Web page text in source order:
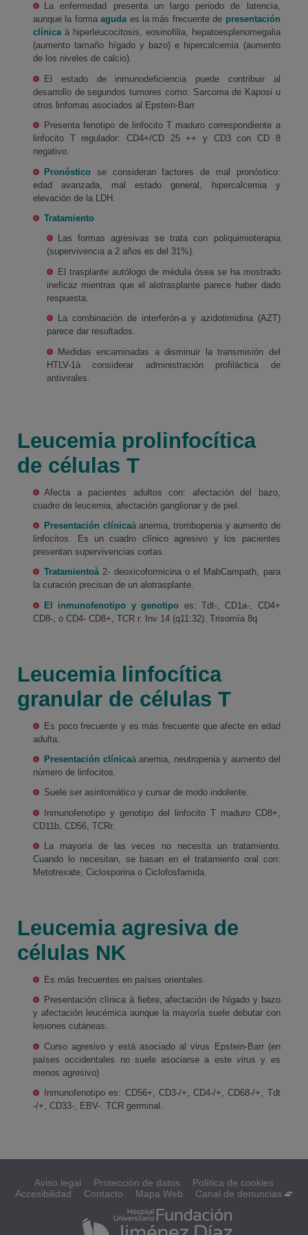
La enfermedad presenta un largo periodo de latencia,
aunque la formaagudaes la más frecuente de presentación
clínicaà hiperleucocitosis, eosinofilia, hepatoesplenomegalia
(aumento tamaño hígado y bazo) e hipercalcemia (aumento
de los niveles de calcio).
El estado de inmunodeficiencia puede contribuir al
desarrollo de segundos tumores como: Sarcoma de Kaposi u
otros linfomas asociados al Epstein-Barr
Presenta fenotipo de linfocito T maduro correspondiente a
linfocito T regulador: CD4+/CD 25 ++ y CD3 con CD 8
negativo.
Pronóstico se consideran factores de mal pronóstico:
edad avanzada, mal estado general, hipercalcemia y
elevación de la LDH.
Tratamiento
Las formas agresivas se trata con poliquimioterapia
(supervivencia a 2 años es del 31%).
El trasplante autólogo de médula ósea se ha mostrado
ineficaz mientras que el alotrasplante parece haber dado
respuesta.
La combinación de interferón-a y azidotimidina (AZT)
parece dar resultados.
Medidas encaminadas a disminuir la transmisión del
HTLV-1à considerar administración profiláctica de
antivirales.
Leucemia prolinfocítica
de células T
Afecta a pacientes adultos con: afectación del bazo,
cuadro de leucemia, afectación ganglionar y de piel.
Presentación clínicaà anemia, trombopenia y aumento de
linfocitos. Es un cuadro clínico agresivo y los pacientes
presentan supervivencias cortas.
Tratamientoà2- deoxicoformicina o el MabCampath, para
la curación precisan de un alotrasplante.
El inmunofenotipo y genotipo es: Tdt-, CD1a-, CD4+
CD8-, o CD4- CD8+, TCR r. Inv 14 (q11:32). Trisomía 8q
Leucemia linfocítica
granular de células T
Es poco frecuente y es más frecuente que afecte en edad
adulta.
Presentación clínicaà anemia, neutropenia y aumento del
número de linfocitos.
Suele ser asintomático y cursar de modo indolente.
Inmunofenotipo y genotipo del linfocito T maduro CD8+,
CD11b, CD56, TCRr.
La mayoría de las veces no necesita un tratamiento.
Cuando lo necesitan, se basan en el tratamiento oral con:
Metotrexate, Ciclosporina o Ciclofosfamida.
Leucemia agresiva de
células NK
Es más frecuentes en países orientales.
Presentación clínica à fiebre, afectación de hígado y bazo
y afectación leucémica aunque la mayoría suele debutar con
lesiones cutáneas.
Curso agresivo y está asociado al virus Epstein-Barr (en
países occidentales no suele asociarse a este virus y es
menos agresivo)
Inmunofenotipo es: CD56+, CD3-/+, CD4-/+, CD68-/+, Tdt
-/+, CD33-, EBV-. TCR germinal.
Aviso legal Protección de datos
Política de cookies
Accesibilidad
Contacto Mapa Web Canal de denuncias